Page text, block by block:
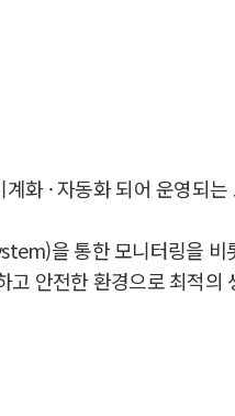
화 · 자동화 되어 운영되
을 통한 모니터링을 비
고 안전한 환경으로 최적의